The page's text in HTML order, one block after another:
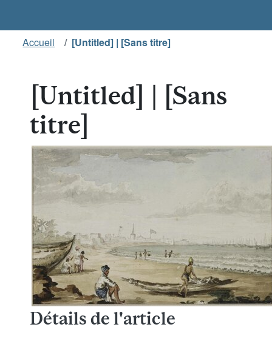
Accueil [Untitled] | [Sans titre]
[Untitled] | [Sans
titre]
Détails de l'article